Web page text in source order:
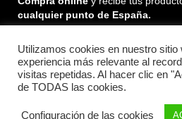
cualquier punto de España.
Encuéntranos en:
Facebook
Utilizamos cookies en nuestro sitio
experiencia más relevante al
visitas repetidas. Al hacer clic en
de TODAS las cookies.
Configuración de las cookies